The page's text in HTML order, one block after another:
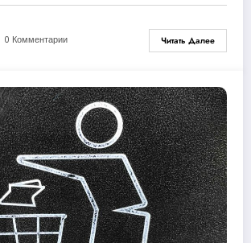
0 Комментарии Читать Далее